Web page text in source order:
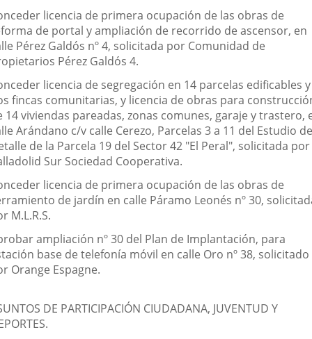
licencia de primera ocupación de las obras de
de portal y ampliación de recorrido de ascensor, en
Pérez Galdós nº 4, solicitada por Comunidad de
Pérez Galdós 4.
licencia de segregación en 14 parcelas edificables y
fincas comunitarias, y licencia de obras para
14 viviendas pareadas, zonas comunes, garaje y trastero,
Arándano c/v calle Cerezo, Parcelas 3 a 11 del Estudio de
de la Parcela 19 del Sector 42 "El Peral", solicitada por
Sur Sociedad Cooperativa.
licencia de primera ocupación de las obras de
de jardín en calle Páramo Leonés nº 30,
M.L.R.S.
ampliación nº 30 del Plan de Implantación, para
base de telefonía móvil en calle Oro nº 38, solicitado
Orange Espagne.
DE PARTICIPACIÓN CIUDADANA, JUVENTUD Y